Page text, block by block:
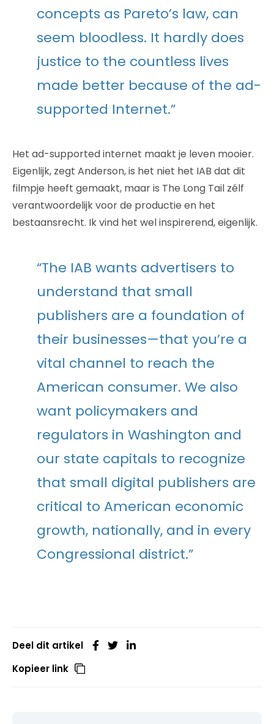
concepts as Pareto’s law, can
seem bloodless. It hardly does
justice to the countless lives
made better because of the ad-
supported Internet.”
Het ad-supported internet maakt je leven mooier.
Eigenlijk, zegt Anderson, is het niet het IAB dat dit
filmpje heeft gemaakt, maar is The Long Tail zélf
verantwoordelijk voor de productie en het
bestaansrecht. Ik vind het wel inspirerend, eigenlijk.
“The IAB wants advertisers to
understand that small
publishers are a foundation of
their businesses—that you’re a
vital channel to reach the
American consumer. We also
want policymakers and
regulators in Washington and
our state capitals to recognize
that small digital publishers are
critical to American economic
growth, nationally, and in every
Congressional district.”
Deel dit artikel
Kopieer link